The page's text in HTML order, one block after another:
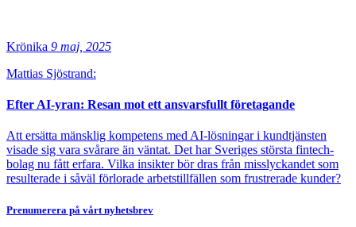
Krönika 9 maj, 2025
Mattias Sjöstrand:
Efter AI-yran: Resan mot ett ansvarsfullt företagande
Att ersätta mänsklig kompetens med AI-lösningar i kundtjänsten
visade sig vara svårare än väntat. Det har Sveriges största fintech-
bolag nu fått erfara. Vilka insikter bör dras från misslyckandet som
resulterade i såväl förlorade arbetstillfällen som frustrerade kunder?
Prenumerera på vårt nyhetsbrev